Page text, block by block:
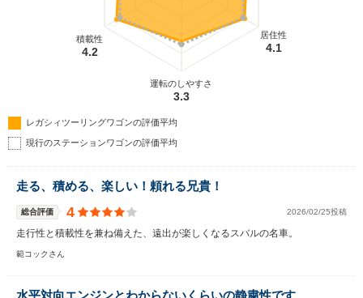
居住性
4.1
運転のしやすさ
3.3
積載性
4.2
レガシィツーリングワゴンの評価平均
現行のステーションワゴンの評価平均
走る、積める、楽しい！頼れる兄貴！
総合評価 4 2026/02/25投稿
走行性と積載性を兼ね備えた、遠出が楽しくなるスバルの名車。
範コックさん
水平対向エンジンとわからないくらいの静粛性です